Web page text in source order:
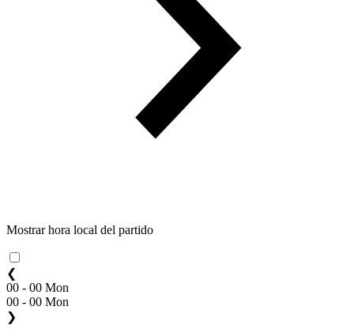
Mostrar hora local del partido
❮
00 - 00 Mon
00 - 00 Mon
❯